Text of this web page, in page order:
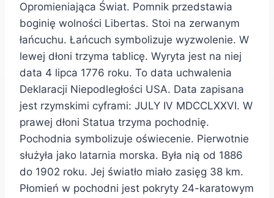
Opromieniająca Świat. Pomnik przedstawia
boginię wolności Libertas. Stoi na zerwanym
łańcuchu. Łańcuch symbolizuje wyzwolenie. W
lewej dłoni trzyma tablicę. Wyryta jest na niej
data 4 lipca 1776 roku. To data uchwalenia
Deklaracji Niepodległości USA. Data zapisana
jest rzymskimi cyframi: JULY IV MDCCLXXVI. W
prawej dłoni Statua trzyma pochodnię.
Pochodnia symbolizuje oświecenie. Pierwotnie
służyła jako latarnia morska. Była nią od 1886
do 1902 roku. Jej światło miało zasięg 38 km.
Płomień w pochodni jest pokryty 24-karatowym